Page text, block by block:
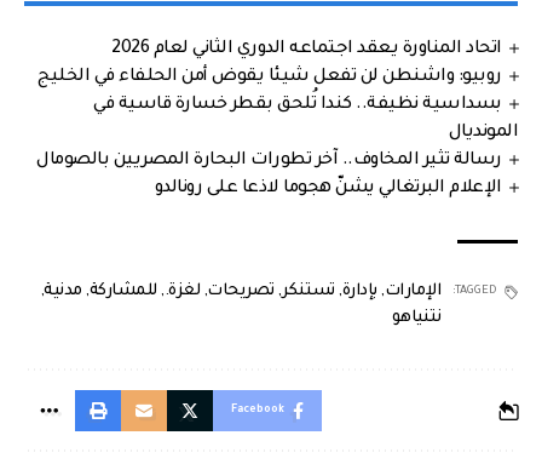
اتحاد المناورة يعقد اجتماعه الدوري الثاني لعام 2026
روبيو: واشنطن لن تفعل شيئا يقوض أمن الحلفاء في الخليج
بسداسية نظيفة.. كندا تُلحق بقطر خسارة قاسية في
المونديال
رسالة تثير المخاوف.. آخر تطورات البحارة المصريين بالصومال
الإعلام البرتغالي يشنّ هجوما لاذعا على رونالدو
TAGGED: الإمارات, بإدارة, تستنكر, تصريحات, لغزة., للمشاركة, مدنية,
نتنياهو
Facebook